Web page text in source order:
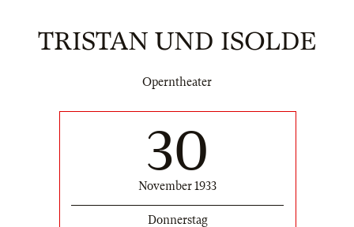
TRISTAN UND ISOLDE
Operntheater
30
November 1933
Donnerstag